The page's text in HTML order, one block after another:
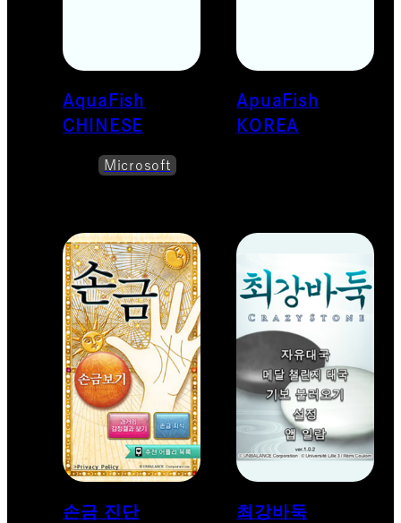
AquaFish
CHINESE
Microsoft
ApuaFish
KOREA
손금 진단 최강바둑